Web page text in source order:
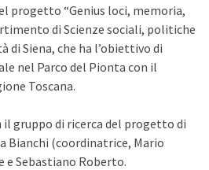
progetto “Genius loci, memoria,
di Scienze sociali, politiche
di Siena, che ha l’obiettivo di
nel Parco del Pionta con il
Toscana.
il gruppo di ricerca del progetto di
Bianchi (coordinatrice, Mario
e Sebastiano Roberto.